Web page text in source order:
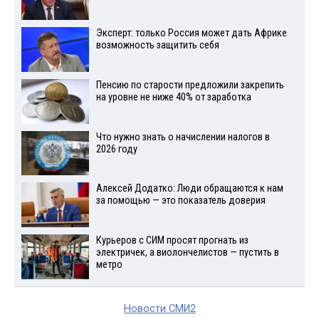
Эксперт: только Россия может дать Африке
возможность защитить себя
Пенсию по старости предложили закрепить
на уровне не ниже 40% от заработка
Что нужно знать о начислении налогов в
2026 году
Алексей Додатко: Люди обращаются к нам
за помощью — это показатель доверия
Курьеров с СИМ просят прогнать из
электричек, а виолончелистов — пустить в
метро
Новости СМИ2